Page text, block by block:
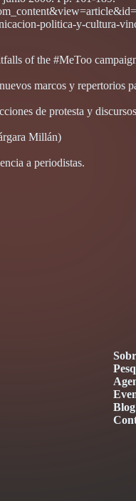
politica-y-cultura-
of the #MeToo
marcos y repertorios
de protesta y
Millán)
a periodistas.
Blog